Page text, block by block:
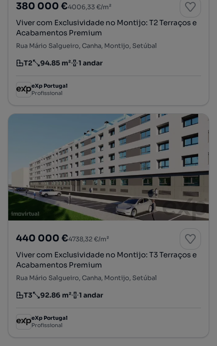
380 000 €4006,33 €/m²
Viver com Exclusividade no Montijo: T2 Terraços e
Acabamentos Premium
Rua Mário Salgueiro, Canha, Montijo, Setúbal
Tipologia
T2
Preço por metro quadrado
94.85 m²
Andar 1 andar
eXp Portugal
Profissional
440 000 €4738,32 €/m²
Viver com Exclusividade no Montijo: T3 Terraços e
Acabamentos Premium
Rua Mário Salgueiro, Canha, Montijo, Setúbal
Tipologia
T3
Preço por metro quadrado
92.86 m²
Andar 1 andar
eXp Portugal
Profissional